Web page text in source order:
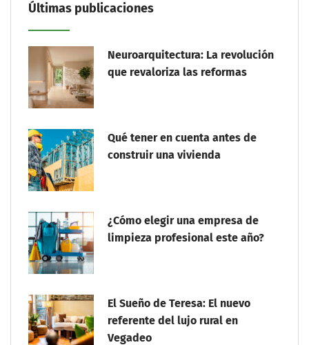
Últimas publicaciones
Neuroarquitectura: La revolución
que revaloriza las reformas
Qué tener en cuenta antes de
construir una vivienda
¿Cómo elegir una empresa de
limpieza profesional este año?
El Sueño de Teresa: El nuevo
referente del lujo rural en
Vegadeo